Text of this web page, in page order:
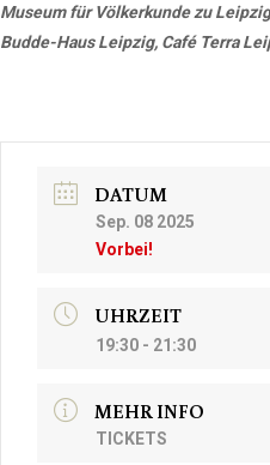
Museum für Völkerkunde zu
Budde-Haus Leipzig, Café Terra
DATUM
Sep. 08 2025
Vorbei!
UHRZEIT
19:30 - 21:30
MEHR INFO
TICKETS